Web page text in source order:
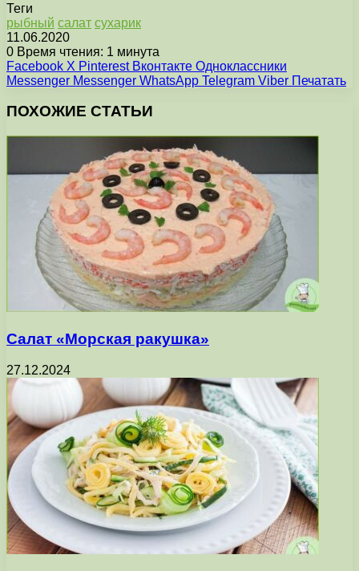
Теги
рыбный салат сухарик
11.06.2020
0 Время чтения: 1 минута
Facebook X Pinterest Вконтакте Одноклассники
Messenger Messenger WhatsApp Telegram Viber Печатать
ПОХОЖИЕ СТАТЬИ
Салат «Морская ракушка»
27.12.2024